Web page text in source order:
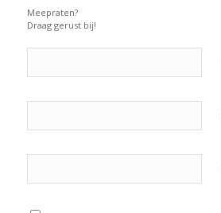
Meepraten?
Draag gerust bij!